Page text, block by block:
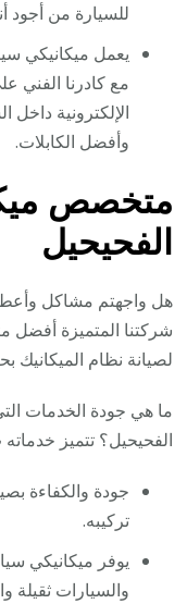
للسيارة من أجود
يعمل ميكانيكي
مع كادرنا الفني
الإلكترونية داخل
وأفضل الكابلات.
متخصص
الفحيحيل
هل واجهتم مشاكل
شركتنا المتميزة
لصيانة نظام الميكانيك
ما هي جودة الخدمات
الفحيحيل؟ تتميز
جودة والكفاءة
تركيبه.
يوفر ميكانيكي
والسيارات ثقيلة